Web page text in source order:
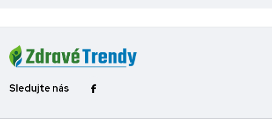
Sledujte nás